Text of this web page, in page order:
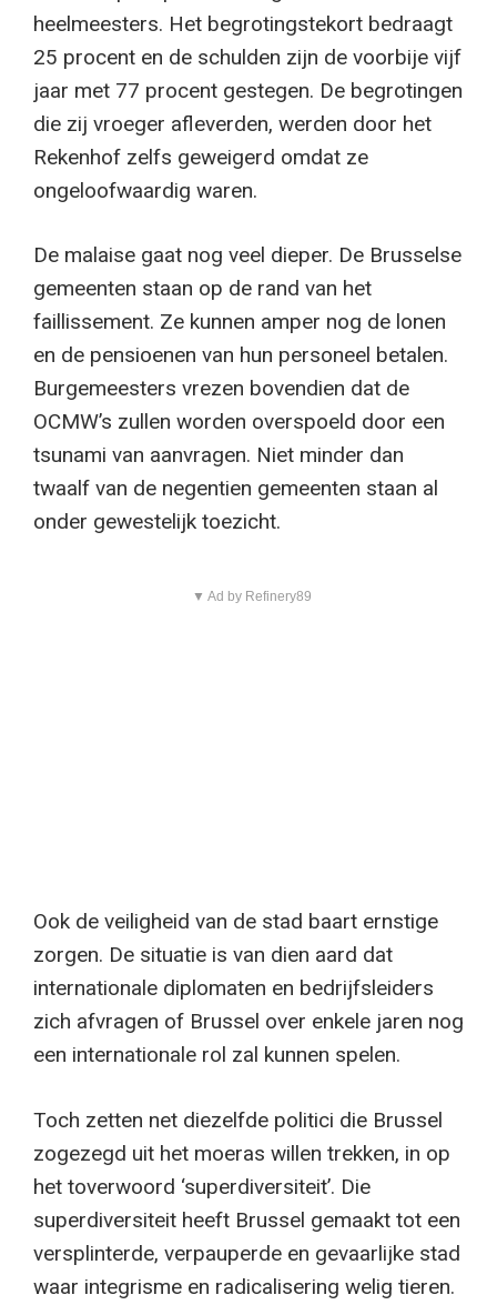
heelmeesters. Het begrotingstekort bedraagt
25 procent en de schulden zijn de voorbije vijf
jaar met 77 procent gestegen. De begrotingen
die zij vroeger afleverden, werden door het
Rekenhof zelfs geweigerd omdat ze
ongeloofwaardig waren.
De malaise gaat nog veel dieper. De Brusselse
gemeenten staan op de rand van het
faillissement. Ze kunnen amper nog de lonen
en de pensioenen van hun personeel betalen.
Burgemeesters vrezen bovendien dat de
OCMW’s zullen worden overspoeld door een
tsunami van aanvragen. Niet minder dan
twaalf van de negentien gemeenten staan al
onder gewestelijk toezicht.
▼ Ad by Refinery89
Ook de veiligheid van de stad baart ernstige
zorgen. De situatie is van dien aard dat
internationale diplomaten en bedrijfsleiders
zich afvragen of Brussel over enkele jaren nog
een internationale rol zal kunnen spelen.
Toch zetten net diezelfde politici die Brussel
zogezegd uit het moeras willen trekken, in op
het toverwoord ‘superdiversiteit’. Die
superdiversiteit heeft Brussel gemaakt tot een
versplinterde, verpauperde en gevaarlijke stad
waar integrisme en radicalisering welig tieren.